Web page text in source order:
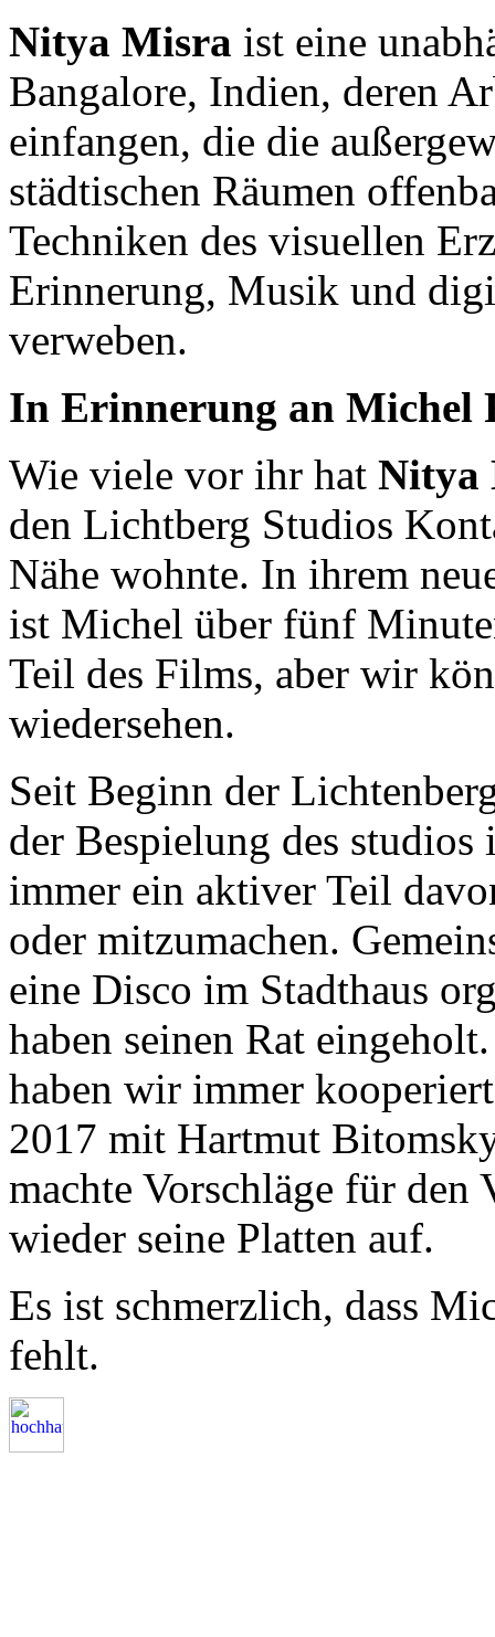
Nitya Misra ist eine
Bangalore, Indien, deren
einfangen, die die
städtischen Räumen
Techniken des visuellen
Erinnerung, Musik und
verweben.
In Erinnerung an Michel
Wie viele vor ihr hat Nitya
den Lichtberg Studios
Nähe wohnte. In ihrem
ist Michel über fünf
Teil des Films, aber wir
wiedersehen.
Seit Beginn der
der Bespielung des
immer ein aktiver Teil
oder mitzumachen.
eine Disco im Stadthaus
haben seinen Rat
haben wir immer
2017 mit Hartmut
machte Vorschläge für
wieder seine Platten auf.
Es ist schmerzlich, dass
fehlt.